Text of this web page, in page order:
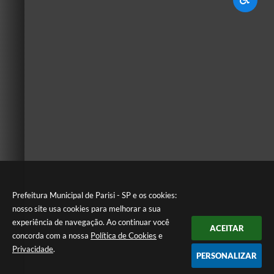
Prefeitura Municipal de Parisi - SP e os cookies:
nosso site usa cookies para melhorar a sua
experiência de navegação. Ao continuar você
concorda com a nossa Política de Cookies e
Privacidade.
ACEITAR
PERSONALIZAR